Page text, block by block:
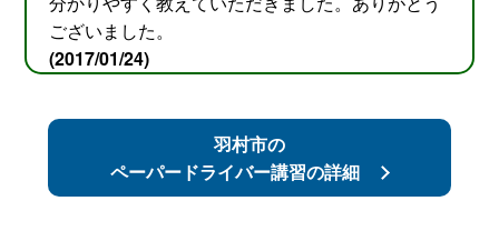
ございました。
(2017/01/24)
羽村市の
ペーパードライバー講習の詳細